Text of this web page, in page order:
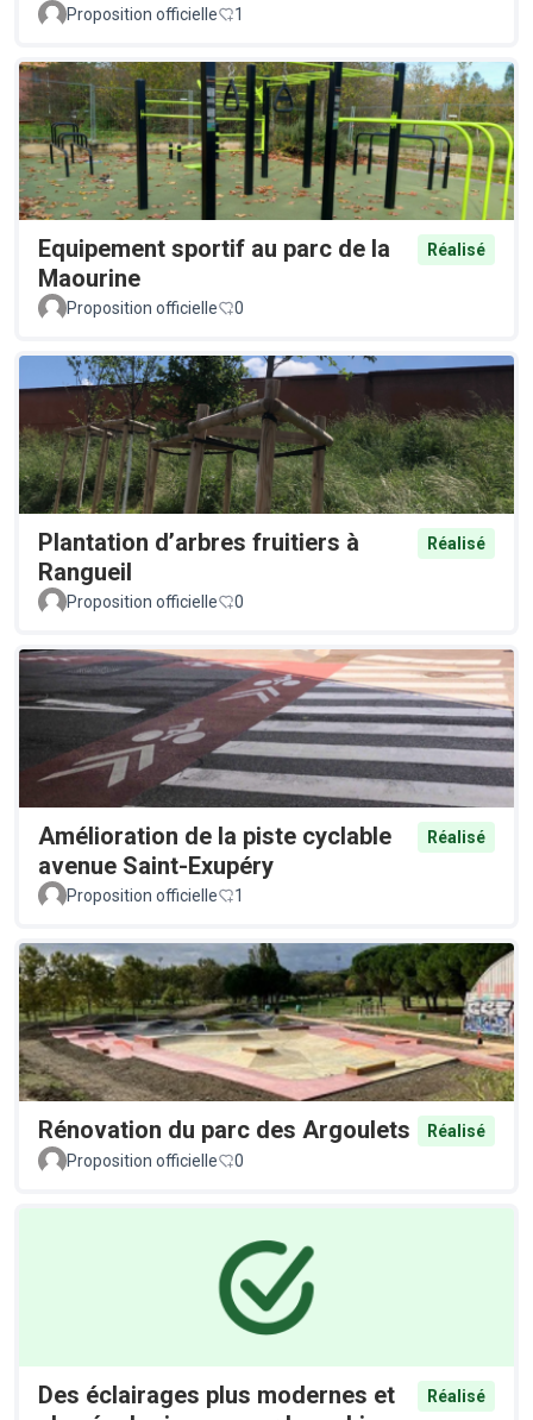
Proposition officielle 1
Equipement sportif au parc de la
Maourine
Réalisé
Proposition officielle 0
Plantation d’arbres fruitiers à
Rangueil
Réalisé
Proposition officielle 0
Amélioration de la piste cyclable
avenue Saint-Exupéry
Réalisé
Proposition officielle 1
Rénovation du parc des Argoulets
Réalisé
Proposition officielle
0
Des éclairages plus modernes et
Réalisé